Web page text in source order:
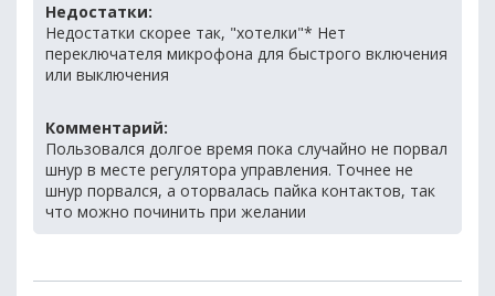
Недостатки:
Недостатки скорее так, "хотелки"* Нет
переключателя микрофона для быстрого включения
или выключения
Комментарий:
Пользовался долгое время пока случайно не порвал
шнур в месте регулятора управления. Точнее не
шнур порвался, а оторвалась пайка контактов, так
что можно починить при желании